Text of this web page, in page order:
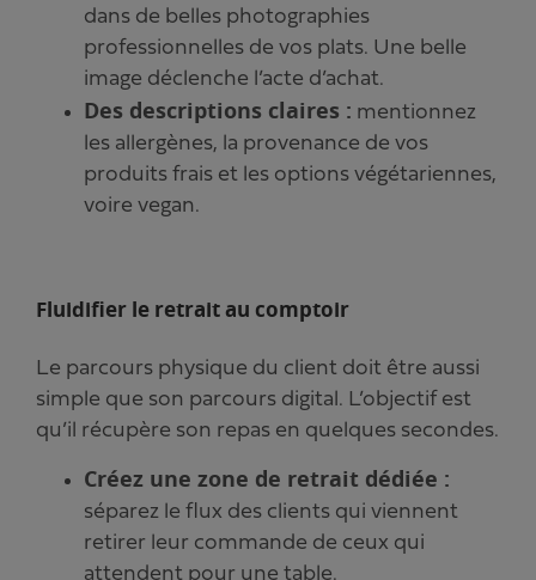
dans de belles photographies
professionnelles de vos plats. Une belle
image déclenche l’acte d’achat.
Des descriptions claires : mentionnez
les allergènes, la provenance de vos
produits frais et les options végétariennes,
voire vegan.
Fluidifier le retrait au comptoir
Le parcours physique du client doit être aussi
simple que son parcours digital. L’objectif est
qu’il récupère son repas en quelques secondes.
Créez une zone de retrait dédiée :
séparez le flux des clients qui viennent
retirer leur commande de ceux qui
attendent pour une table.